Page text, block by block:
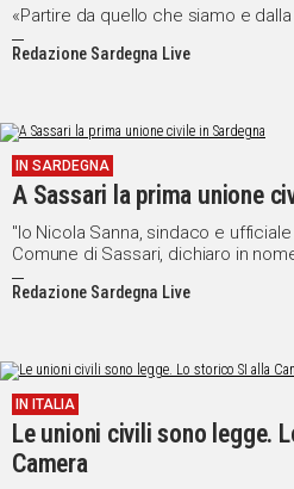
UNISCITI
WHATSAPP
«Partire da quello che siamo e
Redazione Sardegna Live
IN SARDEGNA
A Sassari la prima unione
"Io Nicola Sanna, sindaco e
Comune di Sassari, dichiaro in
civilmente".
Redazione Sardegna Live
IN ITALIA
Le unioni civili sono legge.
Camera